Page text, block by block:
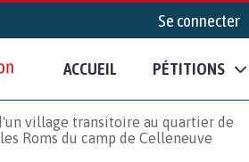
Se connecter
ACCUEIL PÉTITIONS
village transitoire au quartier de
Roms du camp de Celleneuve